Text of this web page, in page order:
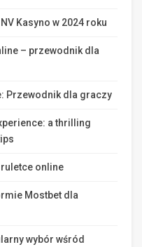
Kasyno w 2024 roku
– przewodnik dla
Przewodnik dla graczy
a thrilling
online
Mostbet dla
wybór wśród